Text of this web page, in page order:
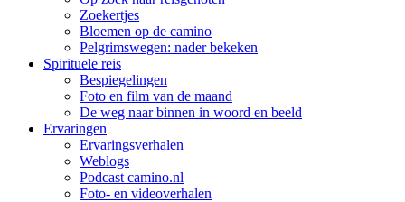
Zoekertjes
Bloemen op de camino
Pelgrimswegen: nader bekeken
Spirituele reis
Bespiegelingen
Foto en film van de maand
De weg naar binnen in woord en beeld
Ervaringen
Ervaringsverhalen
Weblogs
Podcast camino.nl
Foto- en videoverhalen